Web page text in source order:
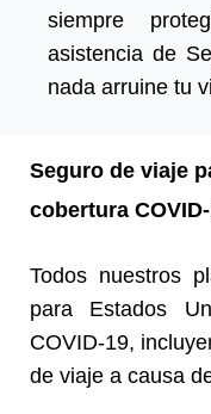
siempre
asistencia de
nada arruine tu
Seguro de viaje
cobertura
Todos nuestros
para Estados
COVID-19,
de viaje a causa